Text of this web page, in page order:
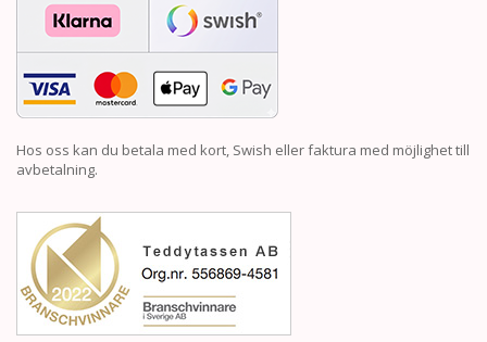
Hos oss kan du betala med kort, Swish eller faktura med möjlighet till
avbetalning.